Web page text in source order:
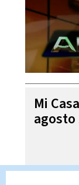
Mi
agosto